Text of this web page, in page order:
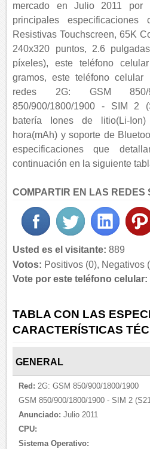
mercado en Julio 2011 por
principales
Resistivas Touchscreen, 65K
240x320 puntos, 2.6
píxeles), este teléfono
gramos, este teléfono
redes 2G: GSM 850/
850/900/1800/1900 - SIM 2
batería Iones de litio(Li-
hora(mAh) y soporte de
especificaciones que
continuación en la siguiente
COMPARTIR EN LAS REDES
Usted es el visitante: 889
Votos: Positivos (0), Negativos
Vote por este teléfono celular:
TABLA CON LAS
CARACTERÍSTICAS
GENERAL
Red: 2G: GSM 850/900/1800/1900
GSM 850/900/1800/1900 - SIM 2
Anunciado: Julio 2011
CPU:
Sistema Operativo: